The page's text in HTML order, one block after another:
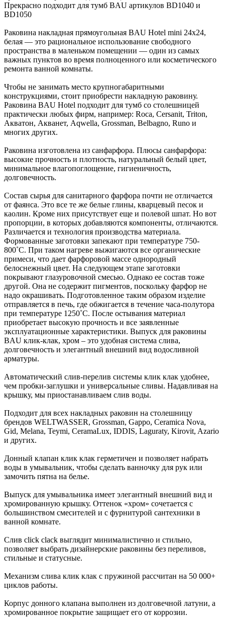
Прекрасно подходит для тумб BAU артикулов BD1040 и
BD1050
Раковина накладная прямоугольная BAU Hotel mini 24х24,
белая — это рациональное использование свободного
пространства в маленьком помещении — один из самых
важных пунктов во время полноценного или косметического
ремонта ванной комнаты.
Чтобы не занимать место крупногабаритными
конструкциями, стоит приобрести накладную раковину.
Раковина BAU Hotel подходит для тумб со столешницей
практически любых фирм, например: Roca, Cersanit, Triton,
Акватон, Акванет, Aqwella, Grossman, Belbagno, Runo и
многих других.
Раковина изготовлена из санфарфора. Плюсы санфарфора:
высокие прочность и плотность, натуральный белый цвет,
минимальное влагопоглощение, гигиеничность,
долговечность.
Состав сырья для санитарного фарфора почти не отличается
от фаянса. Это все те же белые глины, кварцевый песок и
каолин. Кроме них присутствует еще и полевой шпат. Но вот
пропорции, в которых добавляются компоненты, отличаются.
Различается и технология производства материала.
Формованные заготовки запекают при температуре 750-
800˚С. При таком нагреве выжигаются все органические
примеси, что дает фарфоровой массе однородный
белоснежный цвет. На следующем этапе заготовки
покрывают глазуровочной смесью. Однако ее состав тоже
другой. Она не содержит пигментов, поскольку фарфор не
надо окрашивать. Подготовленное таким образом изделие
отправляется в печь, где обжигается в течение часа-полутора
при температуре 1250˚С. После остывания материал
приобретает высокую прочность и все заявленные
эксплуатационные характеристики. Выпуск для раковины
BAU клик-клак, хром – это удобная система слива,
долговечность и элегантный внешний вид водосливной
арматуры.
Автоматический слив-перелив системы клик клак удобнее,
чем пробки-заглушки и универсальные сливы. Надавливая на
крышку, мы приостанавливаем слив воды.
Подходит для всех накладных раковин на столешницу
брендов WELTWASSER, Grossman, Gappo, Ceramica Nova,
Gid, Melana, Teymi, CeramaLux, IDDIS, Laguraty, Kirovit, Azario
и других.
Донный клапан клик клак герметичен и позволяет набрать
воды в умывальник, чтобы сделать ванночку для рук или
замочить пятна на белье.
Выпуск для умывальника имеет элегантный внешний вид и
хромированную крышку. Оттенок «хром» сочетается с
большинством смесителей и с фурнитурой сантехники в
ванной комнате.
Слив click clack выглядит минималистично и стильно,
позволяет выбрать дизайнерские раковины без переливов,
стильные и статусные.
Механизм слива клик клак с пружиной рассчитан на 50 000+
циклов работы.
Корпус донного клапана выполнен из долговечной латуни, а
хромированное покрытие защищает его от коррозии.